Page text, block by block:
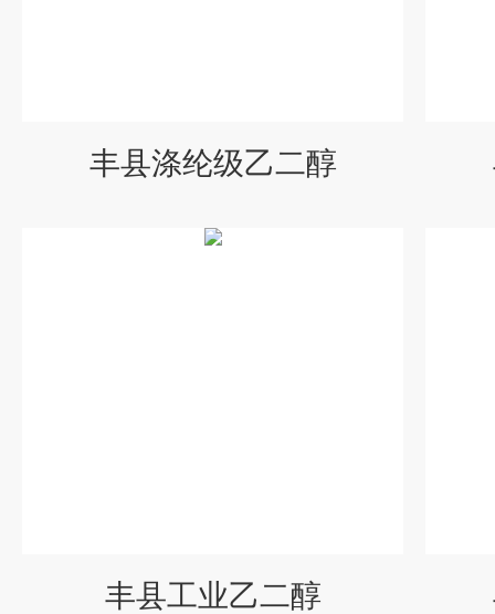
丰县涤纶级乙二醇
丰县工业乙二醇